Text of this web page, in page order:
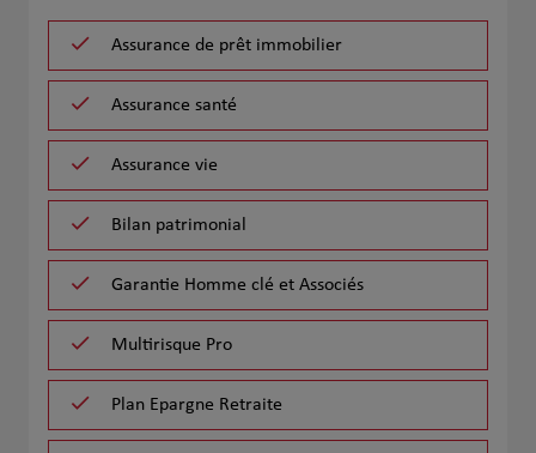
Assurance de prêt immobilier
Assurance santé
Assurance vie
Bilan patrimonial
Garantie Homme clé et Associés
Multirisque Pro
Plan Epargne Retraite